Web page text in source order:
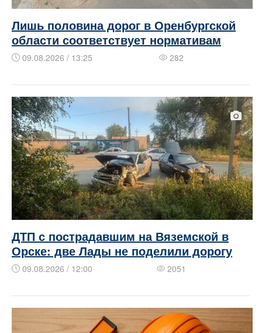
Лишь половина дорог в Оренбургской
области соответствует нормативам
09.08.2026 / 13:25 282
ДТП с пострадавшим на Вяземской в
Орске: две Лады не поделили дорогу
09.08.2026 / 12:00 2051